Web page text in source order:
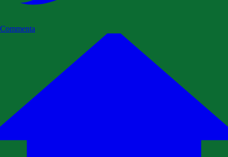
Commenta